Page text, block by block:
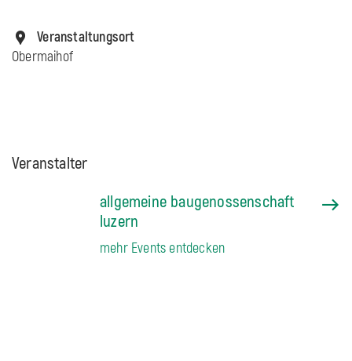
Veranstaltungsort
Obermaihof
Veranstalter
allgemeine baugenossenschaft
luzern
mehr Events entdecken